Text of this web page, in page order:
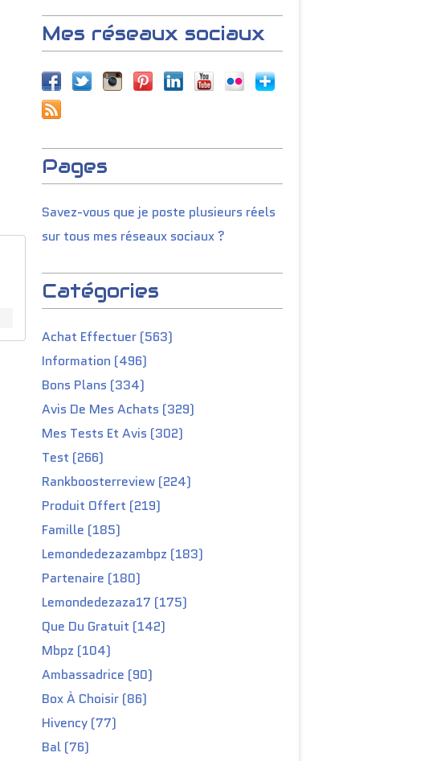
Mes réseaux sociaux
Pages
Savez-vous que je poste plusieurs réels
sur tous mes réseaux sociaux ?
Catégories
Achat Effectuer (563)
Information (496)
Bons Plans (334)
Avis De Mes Achats (329)
Mes Tests Et Avis (302)
Test (266)
Rankboosterreview (224)
Produit Offert (219)
Famille (185)
Lemondedezazambpz (183)
Partenaire (180)
Lemondedezaza17 (175)
Que Du Gratuit (142)
Mbpz (104)
Ambassadrice (90)
Box À Choisir (86)
Hivency (77)
Bal (76)